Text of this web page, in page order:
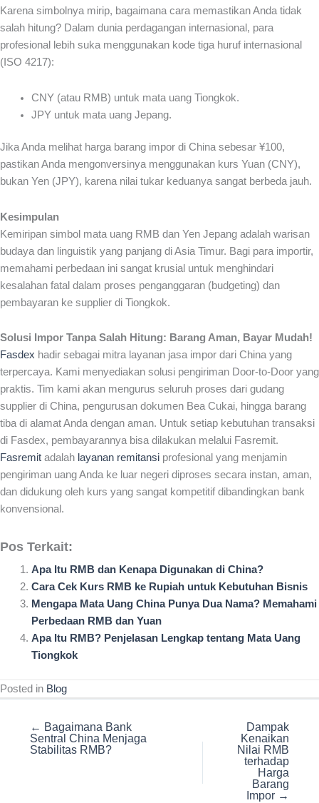
Karena simbolnya mirip, bagaimana cara memastikan Anda tidak
salah hitung? Dalam dunia perdagangan internasional, para
profesional lebih suka menggunakan kode tiga huruf internasional
(ISO 4217):
CNY (atau RMB) untuk mata uang Tiongkok.
JPY untuk mata uang Jepang.
Jika Anda melihat harga barang impor di China sebesar ¥100,
pastikan Anda mengonversinya menggunakan kurs Yuan (CNY),
bukan Yen (JPY), karena nilai tukar keduanya sangat berbeda jauh.
Kesimpulan
Kemiripan simbol mata uang RMB dan Yen Jepang adalah warisan
budaya dan linguistik yang panjang di Asia Timur. Bagi para importir,
memahami perbedaan ini sangat krusial untuk menghindari
kesalahan fatal dalam proses penganggaran (budgeting) dan
pembayaran ke supplier di Tiongkok.
Solusi Impor Tanpa Salah Hitung: Barang Aman, Bayar Mudah!
Fasdex hadir sebagai mitra layanan jasa impor dari China yang
terpercaya. Kami menyediakan solusi pengiriman Door-to-Door yang
praktis. Tim kami akan mengurus seluruh proses dari gudang
supplier di China, pengurusan dokumen Bea Cukai, hingga barang
tiba di alamat Anda dengan aman. Untuk setiap kebutuhan transaksi
di Fasdex, pembayarannya bisa dilakukan melalui Fasremit.
Fasremit adalah layanan remitansi profesional yang menjamin
pengiriman uang Anda ke luar negeri diproses secara instan, aman,
dan didukung oleh kurs yang sangat kompetitif dibandingkan bank
konvensional.
Pos Terkait:
Apa Itu RMB dan Kenapa Digunakan di China?
Cara Cek Kurs RMB ke Rupiah untuk Kebutuhan Bisnis
Mengapa Mata Uang China Punya Dua Nama? Memahami
Perbedaan RMB dan Yuan
Apa Itu RMB? Penjelasan Lengkap tentang Mata Uang
Tiongkok
Posted in Blog
← Bagaimana Bank
Sentral China Menjaga
Stabilitas RMB?
Dampak
Kenaikan
Nilai RMB
terhadap
Harga
Barang
Impor →